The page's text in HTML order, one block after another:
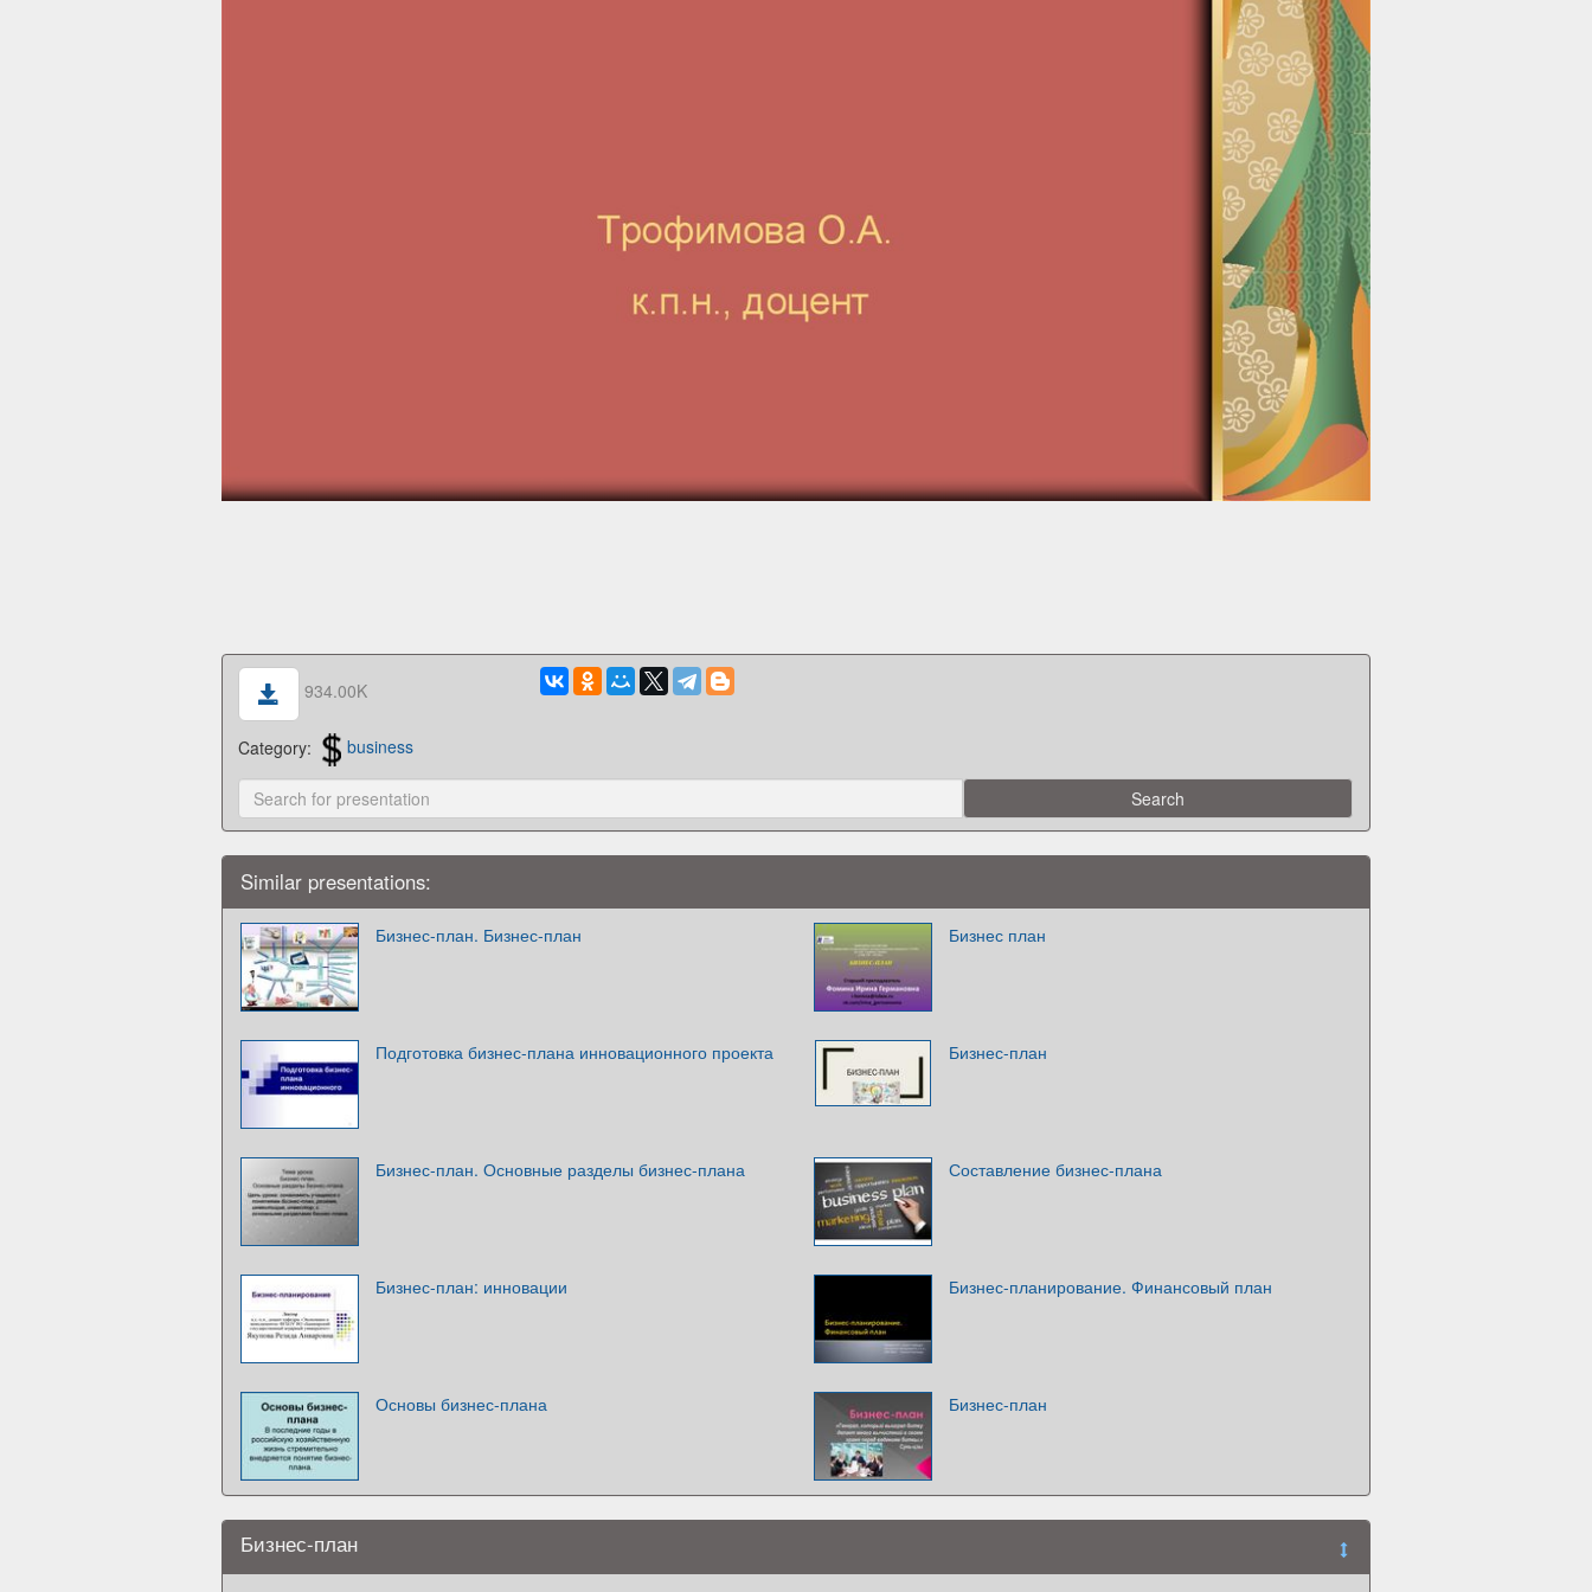
934.00K
Category: business
Similar presentations:
Бизнес-план. Бизнес-план Бизнес план
Подготовка бизнес-плана инновационного проекта Бизнес-план
Бизнес-план. Основные разделы бизнес-плана Составление бизнес-плана
Бизнес-план: инновации Бизнес-планирование. Финансовый план
Основы бизнес-плана Бизнес-план
Бизнес-план